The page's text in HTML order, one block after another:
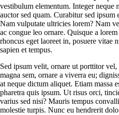
vestibulum elementum. Integer neque
auctor sed quam. Curabitur sed ipsum
Nam vulputate ultricies lorem? Nam
ac congue leo ornare. Quisque a
rhoncus eget laoreet in, posuere vitae
sapien et tempus.
Sed ipsum velit, ornare ut porttitor
magna sem, ornare a viverra eu;
at neque dictum aliquet. Etiam massa
pharetra quis ipsum. Ut risus orci,
varius sed nisi? Mauris tempus
molestie turpis. Nunc eu hendrerit